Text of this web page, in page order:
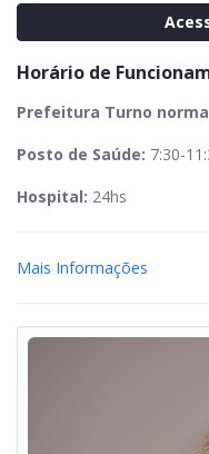
Horário de
Prefeitura Turno
Posto de Saúde: 7:30-
Hospital: 24hs
Mais Informações